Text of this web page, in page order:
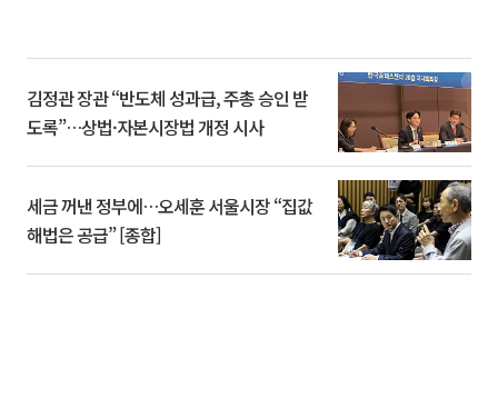
김정관 장관 “반도체 성과급, 주총 승인 받
도록”…상법·자본시장법 개정 시사
세금 꺼낸 정부에…오세훈 서울시장 “집값
해법은 공급” [종합]